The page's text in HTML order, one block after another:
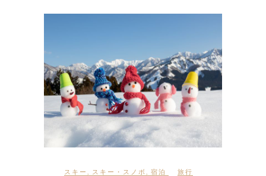
スキー スキー・スノボ 宿泊 旅行